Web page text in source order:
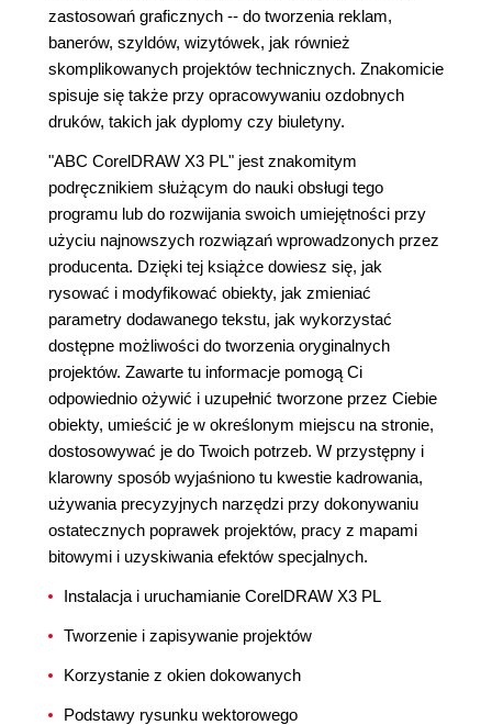
zastosowań graficznych -- do tworzenia reklam,
banerów, szyldów, wizytówek, jak również
skomplikowanych projektów technicznych. Znakomicie
spisuje się także przy opracowywaniu ozdobnych
druków, takich jak dyplomy czy biuletyny.
"ABC CorelDRAW X3 PL" jest znakomitym
podręcznikiem służącym do nauki obsługi tego
programu lub do rozwijania swoich umiejętności przy
użyciu najnowszych rozwiązań wprowadzonych przez
producenta. Dzięki tej książce dowiesz się, jak
rysować i modyfikować obiekty, jak zmieniać
parametry dodawanego tekstu, jak wykorzystać
dostępne możliwości do tworzenia oryginalnych
projektów. Zawarte tu informacje pomogą Ci
odpowiednio ożywić i uzupełnić tworzone przez Ciebie
obiekty, umieścić je w określonym miejscu na stronie,
dostosowywać je do Twoich potrzeb. W przystępny i
klarowny sposób wyjaśniono tu kwestie kadrowania,
używania precyzyjnych narzędzi przy dokonywaniu
ostatecznych poprawek projektów, pracy z mapami
bitowymi i uzyskiwania efektów specjalnych.
Instalacja i uruchamianie CorelDRAW X3 PL
Tworzenie i zapisywanie projektów
Korzystanie z okien dokowanych
Podstawy rysunku wektorowego